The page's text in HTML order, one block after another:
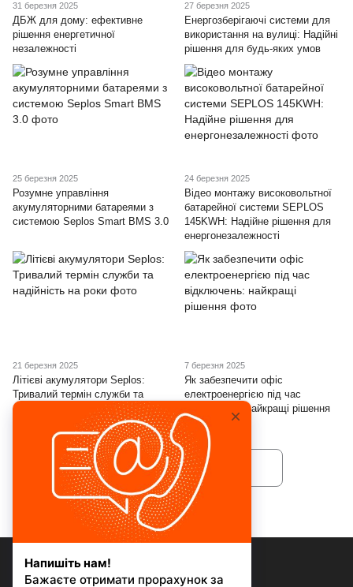
31 березня 2025
ДБЖ для дому: ефективне
рішення енергетичної
незалежності
27 березня 2025
Енергозберігаючі системи для
використання на вулиці: Надійні
рішення для будь-яких умов
25 березня 2025
Розумне управління
акумуляторними батареями з
системою Seplos Smart BMS 3.0
24 березня 2025
Відео монтажу високовольтної
батарейної системи SEPLOS
145KWH: Надійне рішення для
енергонезалежності
21 березня 2025
Літієві акумулятори Seplos:
Тривалий термін служби та
надійність на роки
7 березня 2025
Як забезпечити офіс
електроенергією під час
відключень: найкращі рішення
Назад 1з 2 Вперед